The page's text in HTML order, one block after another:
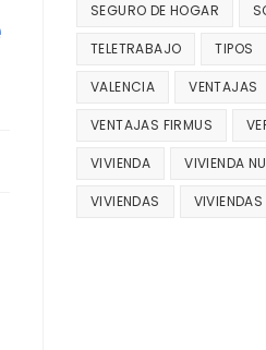
SEGURO DE HOGAR
TELETRABAJO TIPOS
VALENCIA VENTAJAS
VENTAJAS FIRMUS
VIVIENDA VIVIENDA
VIVIENDAS